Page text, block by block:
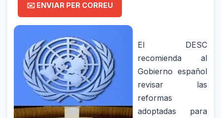
✉️ ENVIAR PER CORREU
El DESC
recomienda al
Gobierno español
revisar las
reformas
adoptadas para